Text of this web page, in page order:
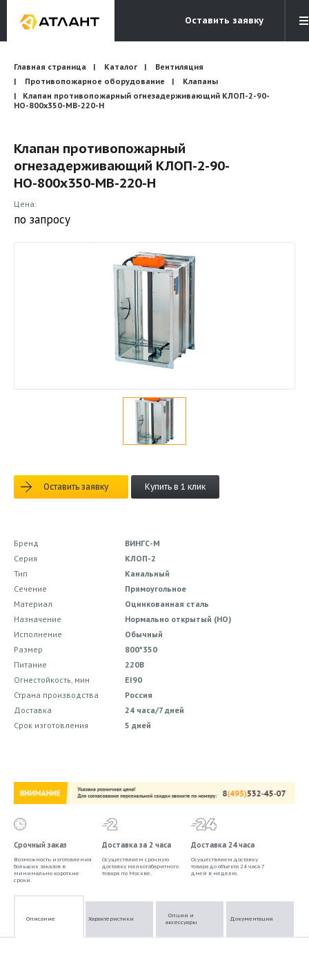
Оставить заявку
Электронная почта
info@atlantcompany.ru
Бесплатный звонок
8 (495) 532-45-07
Бренды
Каталоги
Бланки запросов
Главная страница Каталог
Вентиляция
Противопожарное оборудование
Клапаны
Клапан противопожарный огнезадерживающий КЛОП-2-90-
НО-800х350-МВ-220-Н
Клапан противопожарный
огнезадерживающий КЛОП-2-90-
НО-800х350-МВ-220-Н
Цена:
по запросу
Оставить заявку Купить в 1 клик
Бренд
ВИНГС-М
Серия
КЛОП-2
Тип
Канальный
Сечение
Прямоугольное
Материал
Оцинкованная сталь
Назначение
Нормально открытый (НО)
Исполнение
Обычный
Размер
800*350
Питание
220В
Огнестойкость, мин
EI90
Страна производства
Россия
Доставка
24 часа/7 дней
Срок изготовления
5 дней
Срочный заказ
Возможность изготовления
больших заказов в
минимально короткие
сроки.
Доставка за 2 часа
Осуществляем срочную
доставку мелкогабаритного
товара по Москве.
Доставка 24 часа
Осуществляем доставку
товара до объекта 24 часа 7
дней в неделю.
Описание Характеристики
Опции и
аксессуары
Документация